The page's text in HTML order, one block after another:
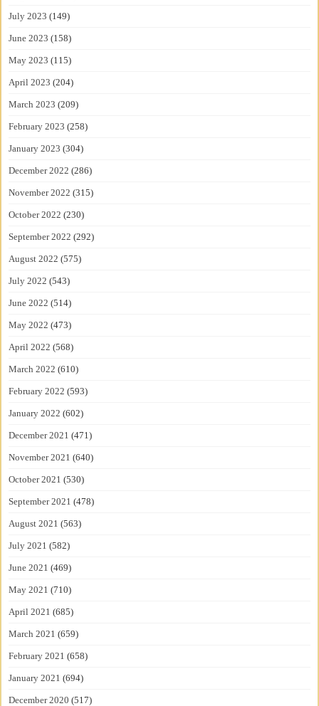
July 2023 (149)
June 2023 (158)
May 2023 (115)
April 2023 (204)
March 2023 (209)
February 2023 (258)
January 2023 (304)
December 2022 (286)
November 2022 (315)
October 2022 (230)
September 2022 (292)
August 2022 (575)
July 2022 (543)
June 2022 (514)
May 2022 (473)
April 2022 (568)
March 2022 (610)
February 2022 (593)
January 2022 (602)
December 2021 (471)
November 2021 (640)
October 2021 (530)
September 2021 (478)
August 2021 (563)
July 2021 (582)
June 2021 (469)
May 2021 (710)
April 2021 (685)
March 2021 (659)
February 2021 (658)
January 2021 (694)
December 2020 (517)